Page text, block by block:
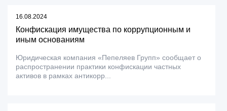
16.08.2024
Конфискация имущества по коррупционным и
иным основаниям
Юридическая компания «Пепеляев Групп» сообщает о
распространении практики конфискации частных
активов в рамках антикорр...